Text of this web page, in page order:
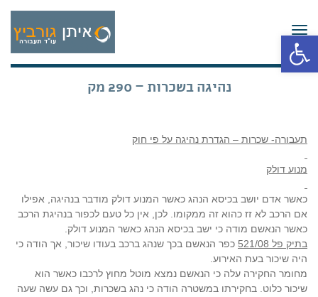
פתח סרגל נגישות
תפריט
נהיגה בשכרות – 290 מק
תעבורה- שכרות – הגדרת נהיגה על פי חוק
מנוע דולק
כאשר אדם יושב בכיסא הנהג כאשר המנוע דולק מודבר בנהיגה, אפילו
אם הרכב לא זז כהוא זה ממקומו. לכן, אין כל טעם לכפור בנהיגת הרכב
כאשר הנאשם מודה כי ישב בכיסא הנהג כאשר המנוע דולק.
בתיק פל 521/08
כפר הנאשם בכך שנהג ברכב בעודו שיכור, אך הודה כי
היה שיכור בעת האירוע.
מחומר החקירה עלה כי הנאשם נמצא מוטל מחוץ לרכבו כאשר הוא
שיכור כלוט. בחקירתו במשטרה הודה כי נהג בשכרות, וכך גם עשה שעה